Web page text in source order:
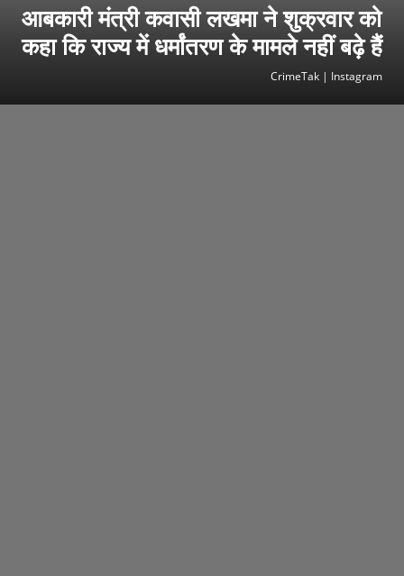
आबकारी मंत्री कवासी लखमा ने शुक्रवार को
कहा कि राज्य में धर्मांतरण के मामले नहीं बढ़े हैं
CrimeTak | Instagram